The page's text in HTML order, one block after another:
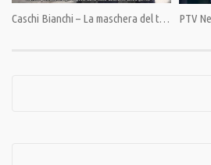
Caschi Bianchi – La maschera del terrore